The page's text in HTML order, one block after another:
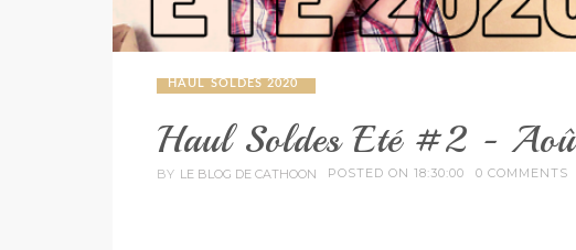
HAUL SOLDES 2020
Haul Soldes Eté #2 -
BY LE BLOG DE CATHOON POSTED ON 18:30:00 0 COMMENTS